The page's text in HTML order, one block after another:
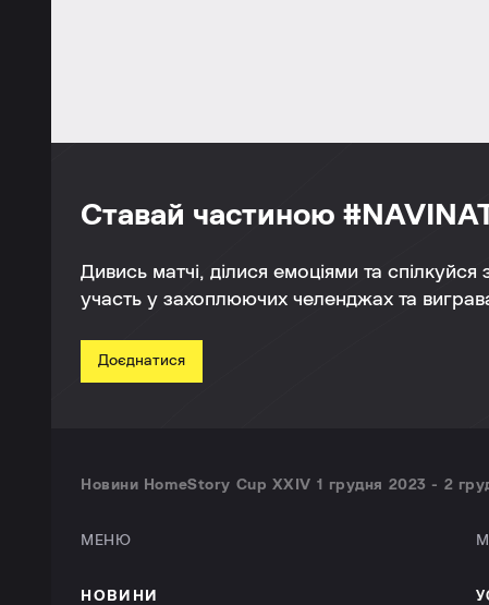
Ставай частиною
Дивись матчі, ділися емоціями та
участь у захоплюючих челенджах та
Доєднатися
Новини HomeStory Cup XXIV 1 грудня 2023 - 2
МЕНЮ
НОВИНИ